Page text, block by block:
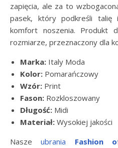
zapięcia, ale za to
pasek, który podkreśli talię
komfort noszenia. Produkt
rozmiarze, przeznaczony dla
Marka: Italy Moda
Kolor: Pomarańczowy
Wzór: Print
Fason: Rozkloszowany
Długość: Midi
Materiał: Wysokiej jakości
Naszeubrania Fashion